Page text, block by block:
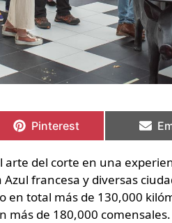
en
Pinterest
en
arte del corte en una
francesa y diversas
en total más de 130,000
más de 180,000 comensales.
en
en